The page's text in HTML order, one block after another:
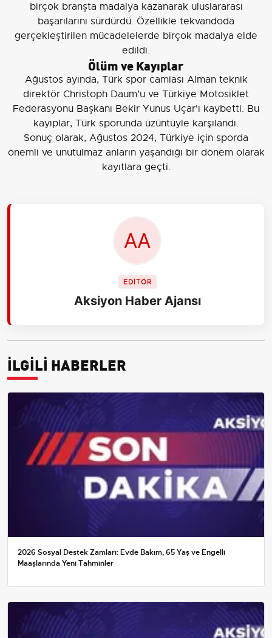
birçok branşta madalya kazanarak uluslararası
başarılarını sürdürdü. Özellikle tekvandoda
gerçekleştirilen mücadelelerde birçok madalya elde
edildi.
Ölüm ve Kayıplar
Ağustos ayında, Türk spor camiası Alman teknik
direktör Christoph Daum’u ve Türkiye Motosiklet
Federasyonu Başkanı Bekir Yunus Uçar'ı kaybetti. Bu
kayıplar, Türk sporunda üzüntüyle karşılandı.
Sonuç olarak, Ağustos 2024, Türkiye için sporda
önemli ve unutulmaz anların yaşandığı bir dönem olarak
kayıtlara geçti.
EDİTÖR
Aksiyon Haber Ajansı
İLGİLİ HABERLER
2026 Sosyal Destek Zamları: Evde Bakım, 65 Yaş ve Engelli
Maaşlarında Yeni Tahminler